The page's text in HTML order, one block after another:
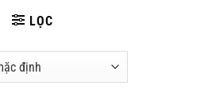
LỌC